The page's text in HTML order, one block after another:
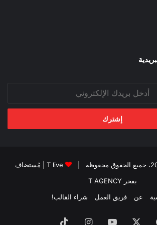
T live | مُستضاف
بفخر T AGENCY
عن فريق العمل شراء القالب!
فيسبوك ‫YouTubeانستقرام